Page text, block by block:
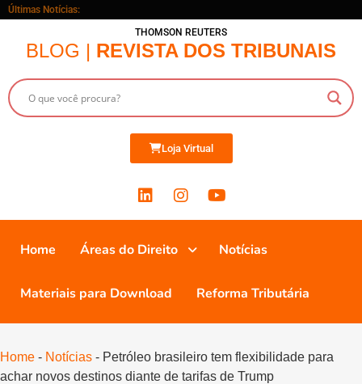
Últimas Notícias:
THOMSON REUTERS
BLOG | REVISTA DOS TRIBUNAIS
Loja Virtual
Home Áreas do Direito Notícias
Materiais para Download Reforma Tributária
Home - Notícias - Petróleo brasileiro tem flexibilidade para
achar novos destinos diante de tarifas de Trump